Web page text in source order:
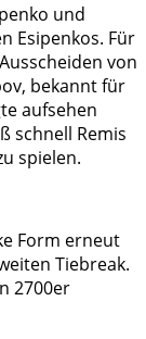
und
Esipenkos. Für
von
bekannt für
aufsehen
schnell Remis
spielen.
Form erneut
Tiebreak.
2700er